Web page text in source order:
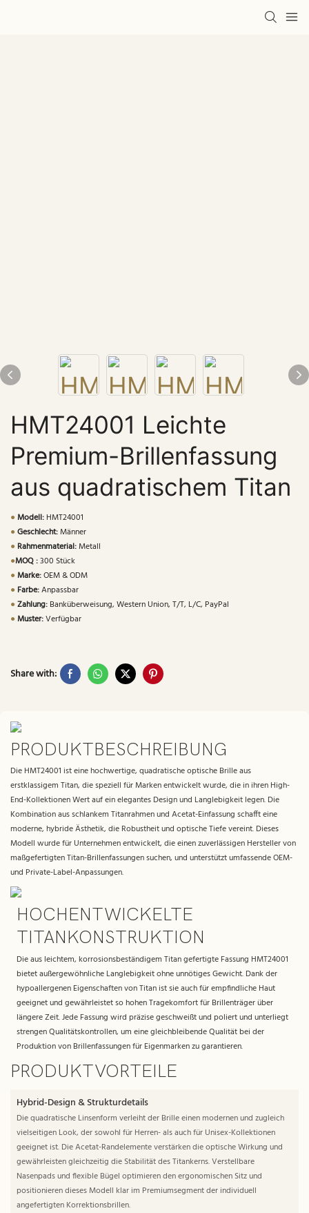
HMT24001 Leichte
Premium-Brillenfassung
aus quadratischem Titan
●Modell: HMT24001
●Geschlecht:Männer
● Rahmenmaterial:Metall
●MOQ :300 Stück
●Marke:OEM & ODM
● Farbe:Anpassbar
●Zahlung: Banküberweisung, Western Union, T/T, L/C, PayPal
●Muster:Verfügbar
Share with:
PRODUKTBESCHREIBUNG
Die HMT24001 ist eine hochwertige, quadratische optische Brille aus
erstklassigem Titan, die speziell für Marken entwickelt wurde, die in ihren High-
End-Kollektionen Wert auf ein elegantes Design und Langlebigkeit legen. Die
Kombination aus schlankem Titanrahmen und Acetat-Einfassung schafft eine
moderne, hybride Ästhetik, die Robustheit und optische Tiefe vereint. Dieses
Modell wurde für Unternehmen entwickelt, die einen zuverlässigen Hersteller von
maßgefertigten Titan-Brillenfassungen suchen, und unterstützt umfassende OEM-
und Private-Label-Anpassungen.
HOCHENTWICKELTE
TITANKONSTRUKTION
Die aus leichtem, korrosionsbeständigem Titan gefertigte Fassung HMT24001
bietet außergewöhnliche Langlebigkeit ohne unnötiges Gewicht. Dank der
hypoallergenen Eigenschaften von Titan ist sie auch für empfindliche Haut
geeignet und gewährleistet so hohen Tragekomfort für Brillenträger über
längere Zeit. Jede Fassung wird präzise geschweißt und poliert und unterliegt
strengen Qualitätskontrollen, um eine gleichbleibende Qualität bei der
Produktion von Brillenfassungen für Eigenmarken zu garantieren.
PRODUKTVORTEILE
Hybrid-Design & Strukturdetails
Die quadratische Linsenform verleiht der Brille einen modernen und zugleich
vielseitigen Look, der sowohl für Herren- als auch für Unisex-Kollektionen
geeignet ist. Die Acetat-Randelemente verstärken die optische Wirkung und
gewährleisten gleichzeitig die Stabilität des Titankerns. Verstellbare
Nasenpads und flexible Bügel optimieren den ergonomischen Sitz und
positionieren dieses Modell klar im Premiumsegment der individuell
angefertigten Korrektionsbrillen.